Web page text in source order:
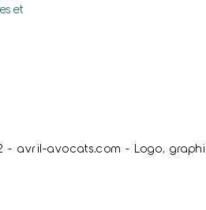
et
- avril-avocats.com - Logo,